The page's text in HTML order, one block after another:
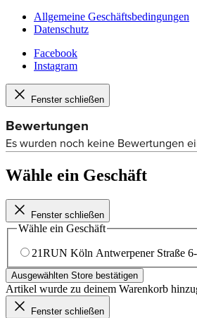
Allgemeine Geschäftsbedingungen
Datenschutz
Facebook
Instagram
Fenster schließen
Wähle ein Geschäft
Fenster schließen
Wähle ein Geschäft
21RUN Köln Antwerpener Straße
Ausgewählten Store bestätigen
Artikel wurde zu deinem Warenkorb
Fenster schließen